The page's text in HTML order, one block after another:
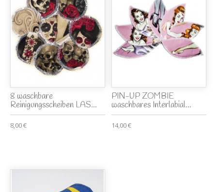
8 waschbare
Reinigungsscheiben LAS...
8,00 €
PIN-UP ZOMBIE
waschbares Interlabial...
14,00 €